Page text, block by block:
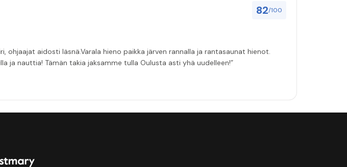
82/100
ruoka ja hyvä majoitus. Varalaan voi vain tulla ja nauttia! Tämän takia jaksamme tulla Oulusta asti yhä uudelleen!”